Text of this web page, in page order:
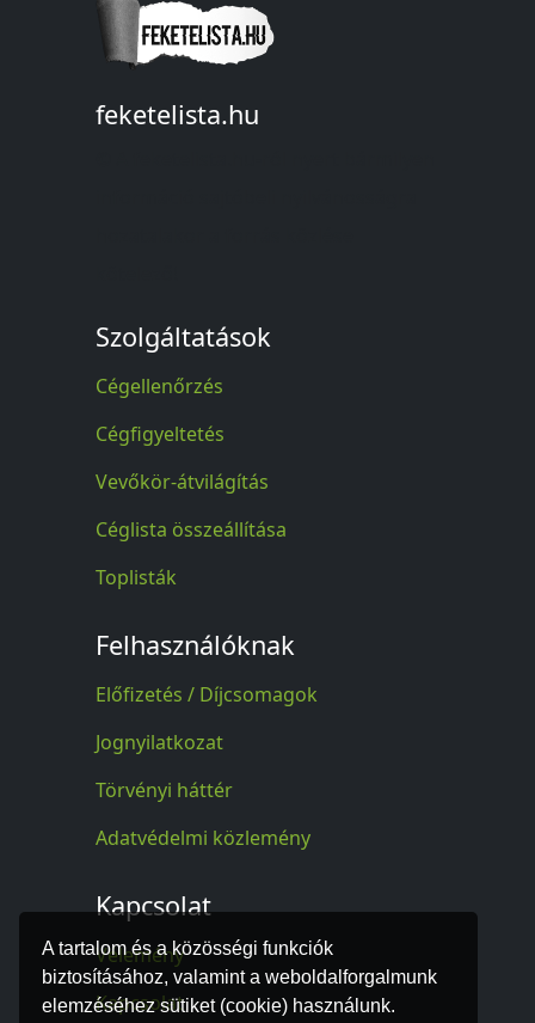
A tartalom és a közösségi funkciók
biztosításához, valamint a weboldalforgalmunk
elemzéséhez sütiket (cookie) használunk.
feketelista.hu
Szolgáltatások
Cégellenőrzés
Cégfigyeltetés
Vevőkör-átvilágítás
Céglista összeállítása
Toplisták
Felhasználóknak
Előfizetés / Díjcsomagok
Jognyilatkozat
Törvényi háttér
Adatvédelmi közlemény
Kapcsolat
Vélemény
Kapcsolat